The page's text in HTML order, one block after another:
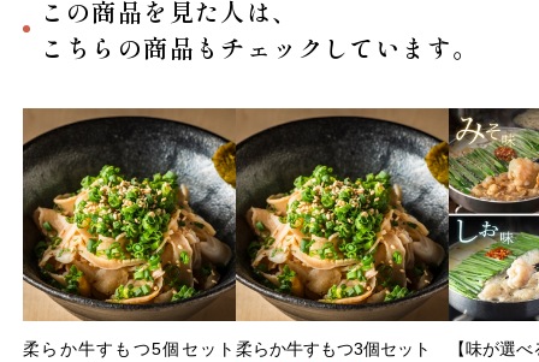
この商品を見た人は、
こちらの商品もチェックしています。
柔らか牛すもつ5個セット 柔らか牛すもつ3個セット
【味が選